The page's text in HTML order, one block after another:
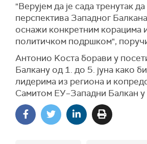
"Верујем да је сада тренутак
перспектива Западног
оснажи конкретним корацима
политичком подршком",
Антонио Kоста борави у
Балкану од 1. до 5. јуна како
лидерима из региона и
Самитом ЕУ–Западни Балкан у